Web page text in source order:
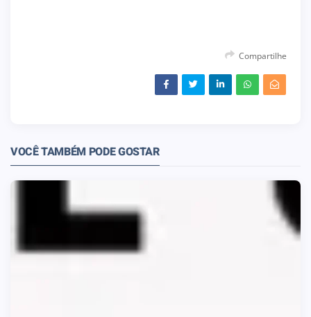
Compartilhe
VOCÊ TAMBÉM PODE GOSTAR